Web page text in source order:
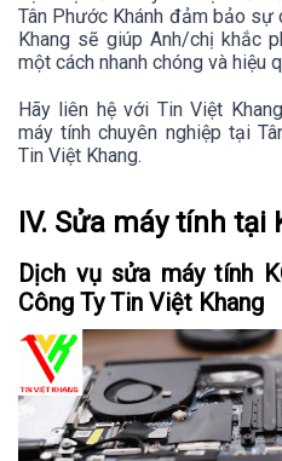
Tân Phước Khánh đảm bảo
Khang sẽ giúp Anh/chị khắc
một cách nhanh chóng và hiệu
Hãy liên hệ với Tin Việt
máy tính chuyên nghiệp tại
Tin Việt Khang.
IV. Sửa máy tính tại
Dịch vụ sửa máy tính
Công Ty Tin Việt Khang